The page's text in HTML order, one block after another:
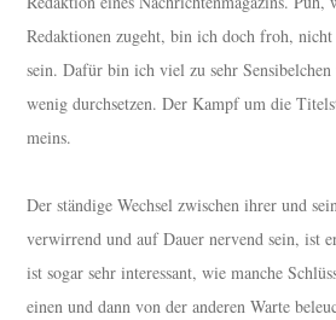
Redaktionen zugeht, bin ich doch froh,
sein. Dafür bin ich viel zu sehr
wenig durchsetzen. Der Kampf um die
meins.
Der ständige Wechsel zwischen ihrer und
verwirrend und auf Dauer nervend sein, ist
ist sogar sehr interessant, wie manche
einen und dann von der anderen Warte